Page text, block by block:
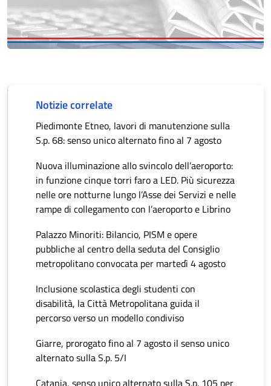
Notizie correlate
Piedimonte Etneo, lavori di manutenzione sulla
S.p. 68: senso unico alternato fino al 7 agosto
Nuova illuminazione allo svincolo dell’aeroporto:
in funzione cinque torri faro a LED. Più sicurezza
nelle ore notturne lungo l’Asse dei Servizi e nelle
rampe di collegamento con l’aeroporto e Librino
Palazzo Minoriti: Bilancio, PISM e opere
pubbliche al centro della seduta del Consiglio
metropolitano convocata per martedì 4 agosto
Inclusione scolastica degli studenti con
disabilità, la Città Metropolitana guida il
percorso verso un modello condiviso
Giarre, prorogato fino al 7 agosto il senso unico
alternato sulla S.p. 5/I
Catania, senso unico alternato sulla S.p. 105 per